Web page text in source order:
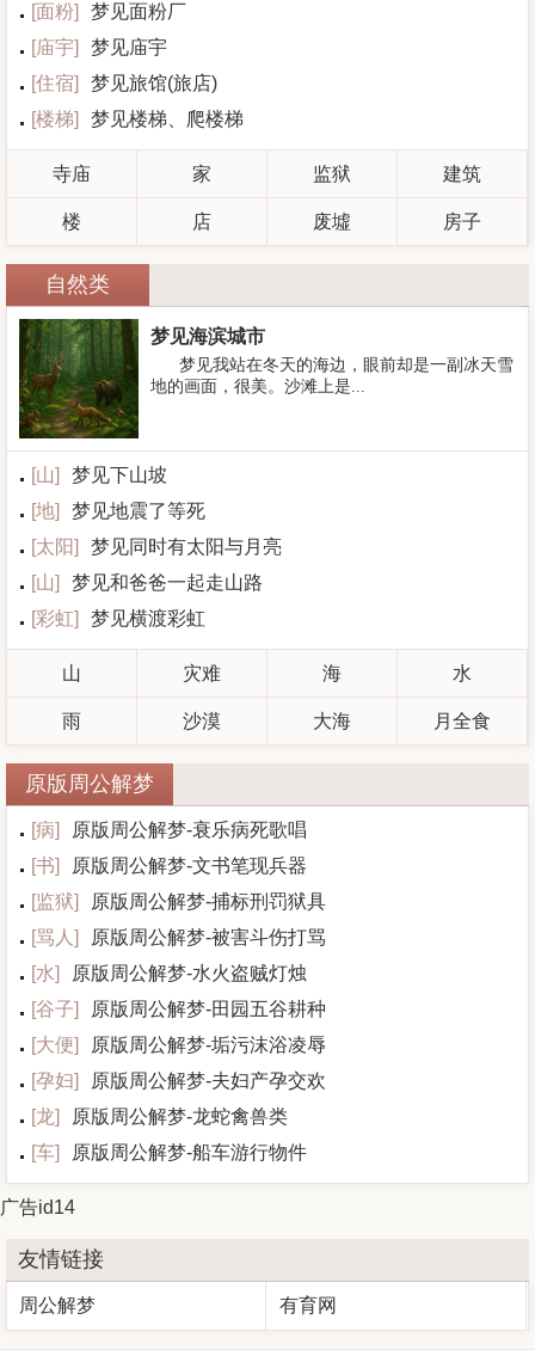
[面粉]
梦见面粉厂
[庙宇]
梦见庙宇
[住宿]
梦见旅馆(旅店)
[楼梯] 梦见楼梯、爬楼梯
寺庙 家 监狱 建筑
楼 店 废墟 房子
自然类
梦见海滨城市
梦见我站在冬天的海边，眼前却是一副冰天雪
地的画面，很美。沙滩上是...
[山]
梦见下山坡
[地]
梦见地震了等死
[太阳]
梦见同时有太阳与月亮
[山]
梦见和爸爸一起走山路
[彩虹] 梦见横渡彩虹
山 灾难 海 水
雨 沙漠 大海 月全食
原版周公解梦
[病]
原版周公解梦-衰乐病死歌唱
[书]
原版周公解梦-文书笔现兵器
[监狱]
原版周公解梦-捕标刑罚狱具
[骂人 ]
原版周公解梦-被害斗伤打骂
[水]
原版周公解梦-水火盗贼灯烛
[谷子]
原版周公解梦-田园五谷耕种
[大便]
原版周公解梦-垢污沫浴凌辱
[孕妇]
原版周公解梦-夫妇产孕交欢
[龙]
原版周公解梦-龙蛇禽兽类
[车] 原版周公解梦-船车游行物件
广告id14
友情链接
周公解梦 有育网